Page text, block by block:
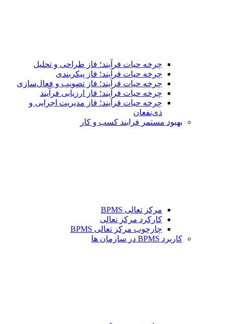
چرخه حیات فرآیند؛ فاز طراحی و تحلیل
چرخه حیات فرآیند؛ فاز پیکربندی
چرخه حیات فرآیند؛ فاز تصویب و فعال‌سازی
چرخه حیات فرآیند؛ فاز ارزیابی فرآیند
چرخه حیات فرآیند؛ فاز مدیریت اجرایی و
ذی‌نفعان
بهبود مستمر فرایند کسب و کار
مرکز تعالی BPMS
کارکرد مرکز تعالی
چارچوب مرکز تعالی BPMS
کاربرد BPMS در سازمان ها